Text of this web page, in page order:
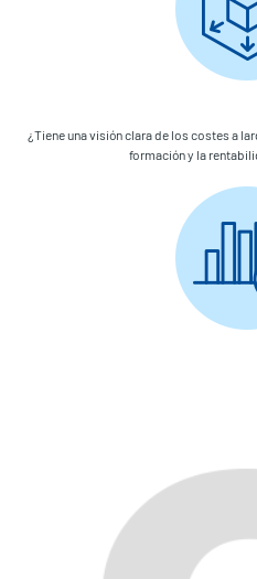
¿Tiene una visión clara de los costes a
formación y la